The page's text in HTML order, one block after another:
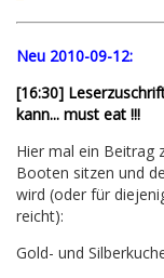
Neu 2010-09-12:
[16:30]
kann... must eat !!!
Hier mal ein Beitrag
Booten sitzen und
wird (oder für
reicht):
Gold- und